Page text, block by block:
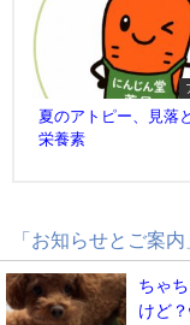
夏のアトピー、見落
栄養素
「お知らせとご案内
ちゃ
けど